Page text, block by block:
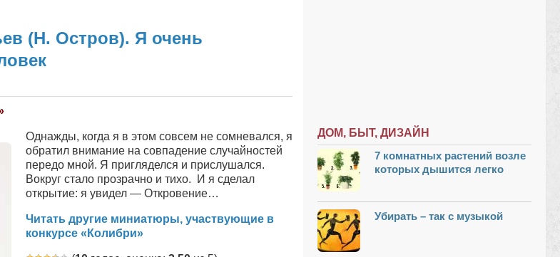
(Н. Остров). Я очень
Однажды, когда я в этом совсем не сомневался, я
обратил внимание на совпадение случайностей
передо мной. Я пригляделся и прислушался.
Вокруг стало прозрачно и тихо. И я сделал
открытие: я увидел — Откровение…
Читать другие миниатюры, участвующие в
конкурсе «Колибри»
ДОМ, БЫТ, ДИЗАЙН
7 комнатных растений возле
которых дышится легко
Убирать – так с музыкой